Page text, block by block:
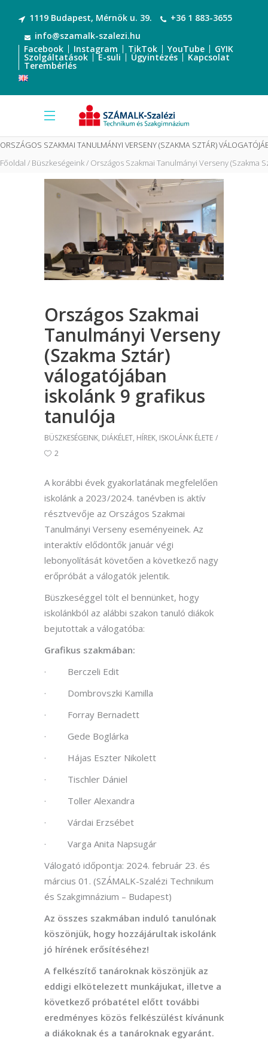
1119 Budapest, Mérnök u. 39.
+36 1 883-3655
info@szamalk-szalezi.hu
Facebook
Instagram TikTok YouTube GYIK
Szolgáltatások E-suli Ügyintézés Kapcsolat
Terembérlés
ORSZÁGOS SZAKMAI TANULMÁNYI VERSENY (SZAKMA SZTÁR)
Főoldal Büszkeségeink Országos Szakmai Tanulmányi Verseny (Szakma
Országos Szakmai
Tanulmányi Verseny
(Szakma Sztár)
válogatójában
iskolánk 9 grafikus
tanulója
BÜSZKESÉGEINK, DIÁKÉLET, HÍREK, ISKOLÁNK ÉLETE
2
A korábbi évek gyakorlatának megfelelően
iskolánk a 2023/2024. tanévben is aktív
résztvevője az Országos Szakmai
Tanulmányi Verseny eseményeinek. Az
interaktív elődöntők január végi
lebonyolítását követően a következő nagy
erőpróbát a válogatók jelentik.
Büszkeséggel tölt el bennünket, hogy
iskolánkból az alábbi szakon tanuló diákok
bejutottak a válogatóba:
Grafikus szakmában:
· Berczeli Edit
· Dombrovszki Kamilla
· Forray Bernadett
· Gede Boglárka
· Hájas Eszter Nikolett
· Tischler Dániel
· Toller Alexandra
· Várdai Erzsébet
· Varga Anita Napsugár
Válogató időpontja: 2024. február 23. és
március 01. (SZÁMALK-Szalézi Technikum
és Szakgimnázium – Budapest)
Az összes szakmában induló tanulónak
köszönjük, hogy hozzájárultak iskolánk
jó hírének erősítéséhez!
A felkészítő tanároknak köszönjük az
eddigi elkötelezett munkájukat, illetve a
következő próbatétel előtt további
eredményes közös felkészülést kívánunk
a diákoknak és a tanároknak egyaránt.